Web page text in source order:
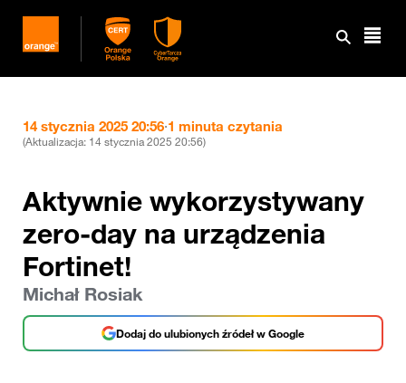
14 stycznia 2025 20:56·1 minuta czytania
(Aktualizacja: 14 stycznia 2025 20:56)
Aktywnie wykorzystywany
zero-day na urządzenia
Fortinet!
Michał Rosiak
Dodaj do ulubionych źródeł w Google